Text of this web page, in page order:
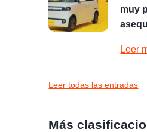
muy
Leer
Leer todas las entradas
Más